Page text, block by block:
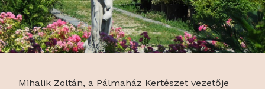
Mihalik Zoltán, a Pálmaház Kertészet vezetője